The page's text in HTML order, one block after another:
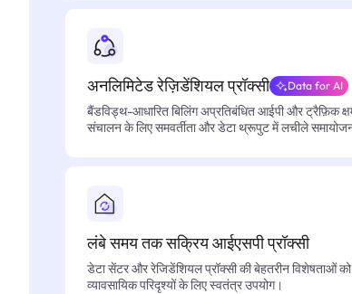
अनलिमिटेड रेज़िडेंशियल प्रॉक्सी Data for AI
बैंडविड्थ-आधारित बिलिंग अप्रतिबंधित आईपी और ट्रैफ़िक
संचालन के लिए समवर्तीता और डेटा थ्रूपुट में लचीले समायोजन
लंबे समय तक सक्रिय आईएसपी प्रॉक्सी
डेटा सेंटर और रेजिडेंशियल प्रॉक्सी की बेहतरीन विशेषताओं
व्यावसायिक परिदृश्यों के लिए स्वतंत्र उपयोग।